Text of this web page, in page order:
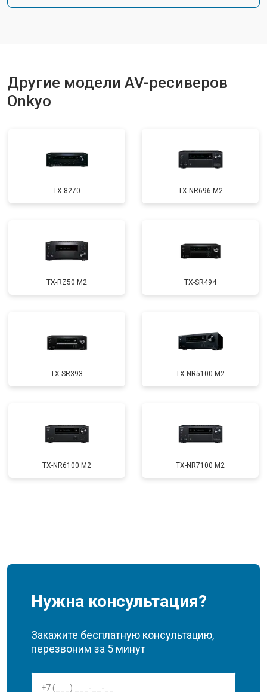
Другие модели AV-ресиверов
Onkyo
TX-8270 TX-NR696 M2
TX-RZ50 M2 TX-SR494
TX-SR393 TX-NR5100 M2
TX-NR6100 M2 TX-NR7100 M2
Нужна консультация?
Закажите бесплатную консультацию,
перезвоним за 5 минут